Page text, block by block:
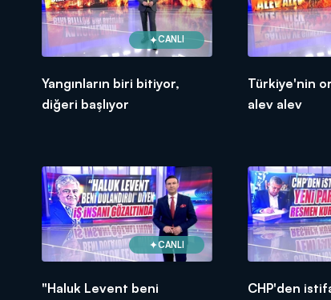
CANLI
Yangınların biri bitiyor,
diğeri başlıyor
Türkiye'nin
alev alev
CANLI
"Haluk Levent beni
CHP'den